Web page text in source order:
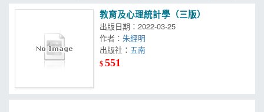
教育及心理統計學（三版）
出版日期：2022-03-25
作者：朱經明
出版社：
$551
簡體書
外文書